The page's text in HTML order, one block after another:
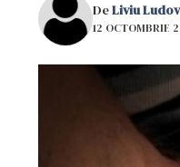
DeLiviu
12 OCTOMBRIE